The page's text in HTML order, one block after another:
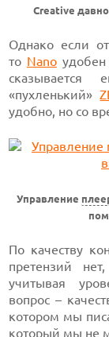
Creative
Однако если
то Nanoудобен
сказывается
«пухленький»
удобно, но со
Управление
По качеству
претензий
учитывая
вопрос –
котором мы
который мы не